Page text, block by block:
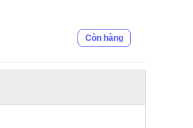
Còn hàng